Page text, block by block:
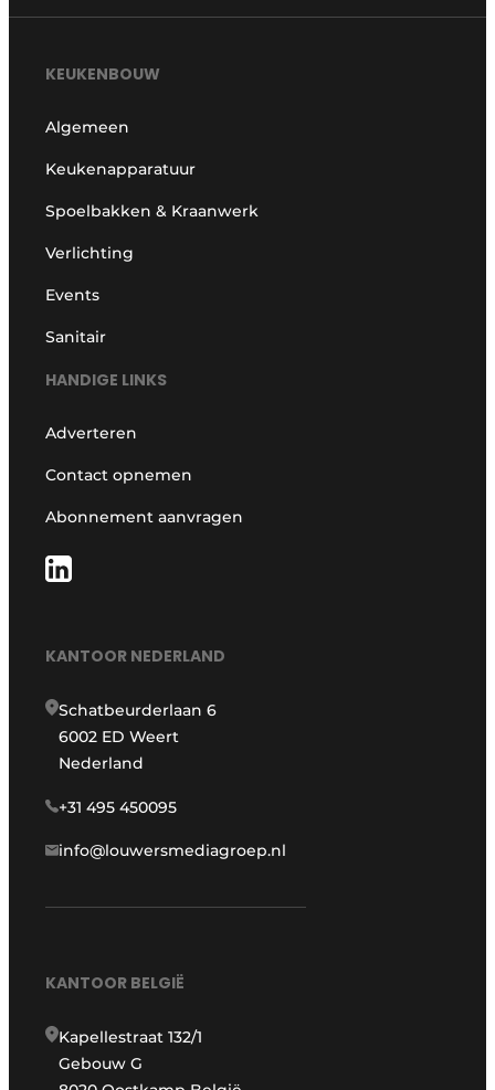
KEUKENBOUW
Algemeen
Keukenapparatuur
Spoelbakken & Kraanwerk
Verlichting
Events
Sanitair
HANDIGE LINKS
Adverteren
Contact opnemen
Abonnement aanvragen
KANTOOR NEDERLAND
Schatbeurderlaan 6
6002 ED Weert
Nederland
+31 495 450095
info@louwersmediagroep.nl
KANTOOR BELGIË
Kapellestraat 132/1
Gebouw G